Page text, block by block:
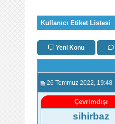
Kullanıcı Etiket Listesi
Yeni Konu
26 Temmuz 2022 , 19:48
Çevrimdışı
sihirbaz